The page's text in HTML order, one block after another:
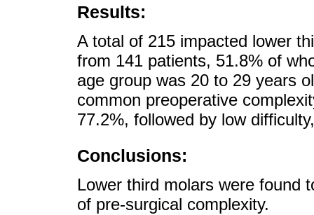
Results:
A total of 215 impacted lower
from 141 patients, 51.8% of
age group was 20 to 29 years
common preoperative
77.2%, followed by low
Conclusions:
Lower third molars were found
of pre-surgical complexity.